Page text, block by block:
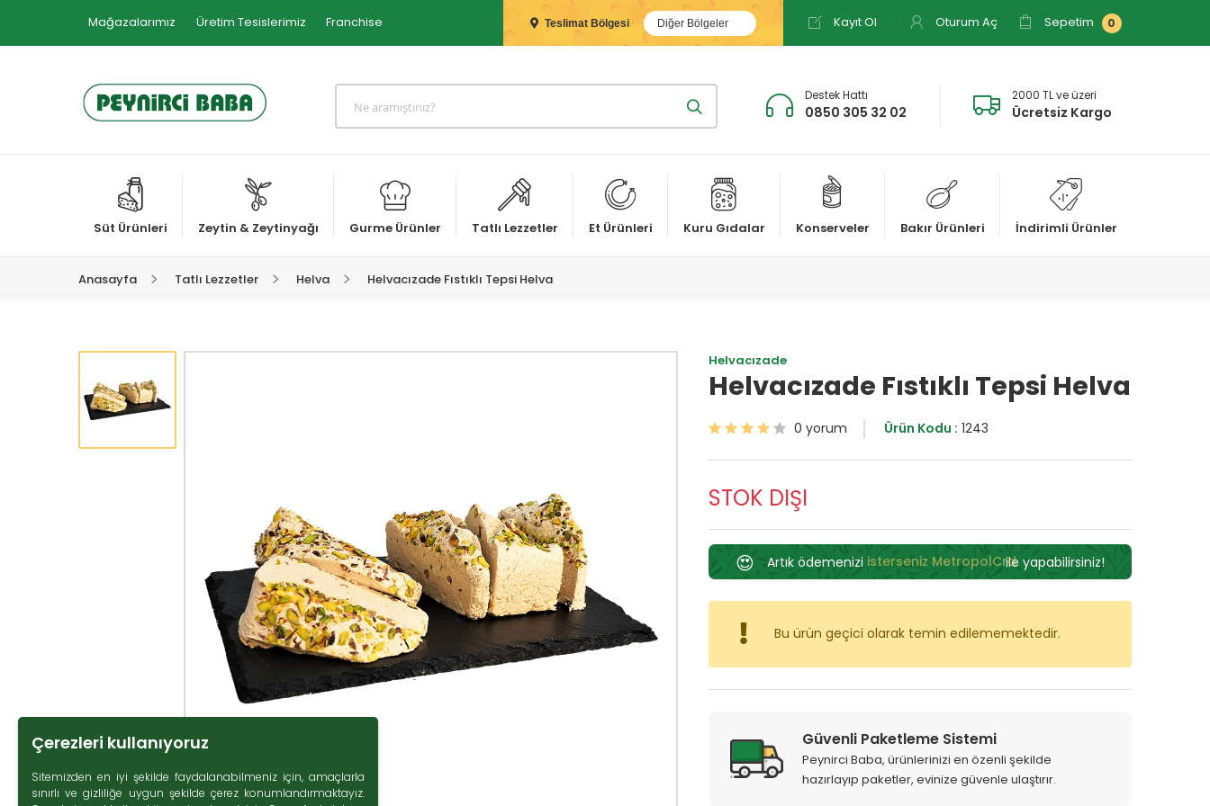
Mağazalarımız Üretim Tesislerimiz Franchise Teslimat Bölgesi Diğer Bölgeler Kayıt Ol Oturum Aç Sepetim 0
Destek Hattı
0850 305 32 02
2000 TL ve üzeri
Ücretsiz Kargo
Süt Ürünleri Zeytin & Zeytinyağı Gurme Ürünler Tatlı Lezzetler Et Ürünleri Kuru Gıdalar Konserveler Bakır Ürünleri İndirimli Ürünler
Anasayfa Tatlı Lezzetler Helva Helvacızade Fıstıklı Tepsi Helva
Helvacızade
Helvacızade Fıstıklı Tepsi Helva
0 yorum Ürün Kodu : 1243
STOK DIŞI
😍 Artık ödemenizi isterseniz MetropolCrdile yapabilirsiniz!
Bu ürün geçici olarak temin edilememektedir.
Güvenli Paketleme Sistemi
Peynirci Baba, ürünlerinizi en özenli şekilde
hazırlayıp paketler, evinize güvenle ulaştırır.
Çerezleri kullanıyoruz
Sitemizden en iyi şekilde faydalanabilmeniz için, amaçlarla
sınırlı ve gizliliğe uygun şekilde çerez konumlandırmaktayız.